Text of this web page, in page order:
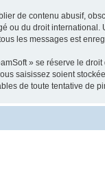
de contenu abusif,
ou du droit
les messages est
» se réserve le
saisissez soient
de toute tentative de